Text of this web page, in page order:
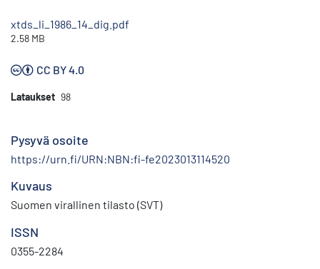
xtds_li_1986_14_dig.pdf
2.58 MB
CC BY 4.0
Lataukset 98
Pysyvä osoite
https://urn.fi/URN:NBN:fi-fe2023013114520
Kuvaus
Suomen virallinen tilasto (SVT)
ISSN
0355-2284